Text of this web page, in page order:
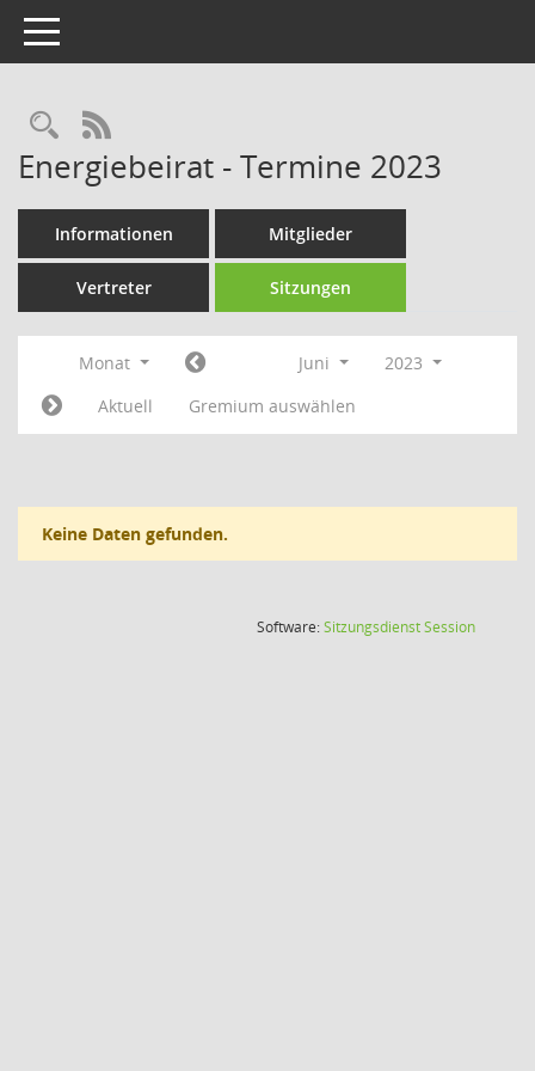
Toggle navigation
Rechercheauswahl
RSS-Feed
Energiebeirat - Termine 2023
Informationen Mitglieder
Vertreter Sitzungen
Monat Juni
2023
Aktuell
Gremium auswählen
Keine Daten gefunden.
Software:SitzungsdienstSession(Wird in